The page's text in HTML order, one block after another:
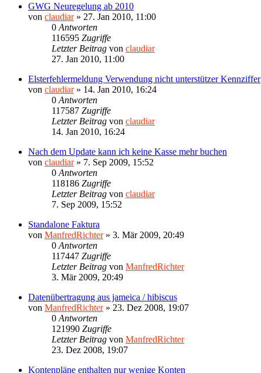
GWG Neuregelung ab 2010
von claudiar» 27. Jan 2010, 11:00
0 Antworten
116595 Zugriffe
Letzter Beitrag von claudiar
27. Jan 2010, 11:00
Elsterfehlermeldung Verwendung nicht unterstützer Kennziffer
von claudiar» 14. Jan 2010, 16:24
0 Antworten
117587 Zugriffe
Letzter Beitrag von claudiar
14. Jan 2010, 16:24
Nach dem Update kann ich keine Kasse mehr buchen
von claudiar» 7. Sep 2009, 15:52
0 Antworten
118186 Zugriffe
Letzter Beitrag von claudiar
7. Sep 2009, 15:52
Standalone Faktura
von ManfredRichter» 3. Mär 2009, 20:49
0 Antworten
117447 Zugriffe
Letzter Beitrag von ManfredRichter
3. Mär 2009, 20:49
Datenübertragung aus jameica / hibiscus
von ManfredRichter» 23. Dez 2008, 19:07
0 Antworten
121990 Zugriffe
Letzter Beitrag von ManfredRichter
23. Dez 2008, 19:07
Kontenpläne enthalten nur wenige Konten